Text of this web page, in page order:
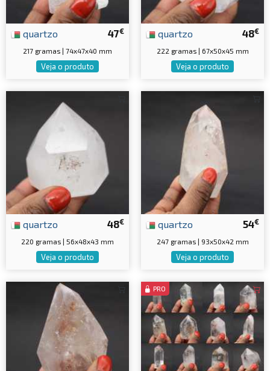
47€
quartzo
217 gramas | 74x47x40 mm
Veja o produto
48€
quartzo
222 gramas | 67x50x45 mm
Veja o produto
48€
quartzo
220 gramas | 56x48x43 mm
Veja o produto
54€
quartzo
247 gramas | 93x50x42 mm
Veja o produto
PRO